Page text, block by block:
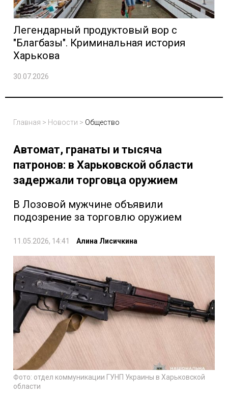
Легендарный продуктовый вор с
"Благбазы". Криминальная история
Харькова
30.07.2026
Главная > Новости > Общество
Автомат, гранаты и тысяча
патронов: в Харьковской области
задержали торговца оружием
В Лозовой мужчине объявили
подозрение за торговлю оружием
11.05.2026, 14:41 Алина Лисичкина
Фото: отдел коммуникации ГУНП Украины в Харьковской
области